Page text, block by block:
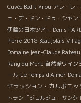
Cuvée Bedit Vilou アレ・レ
ェ・デ・ドン・ドゥ・シヤン
伊藤の日本ツアー Denis
Pierre 2018 Beaujolais
Domaine jean-Claude Rateau
Rang du Merle 自然派ワイン
ール Le Temps d'Aimer
セラッション・カルボニッ
トラン「ジョルジュ・サンク」